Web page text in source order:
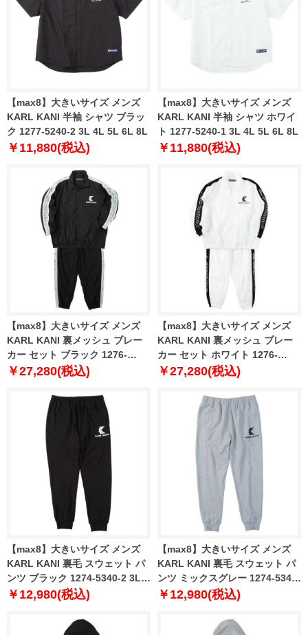
【max8】大きいサイズ メンズ
KARL KANI 半袖 シャツ ブラッ
ク 1277-5240-2 3L 4L 5L 6L 8L
￥11,880(税込)
【max8】大きいサイズ メンズ
KARL KANI 半袖 シャツ ホワイ
ト 1277-5240-1 3L 4L 5L 6L 8L
￥11,880(税込)
【max8】大きいサイズ メンズ
KARL KANI 裏メッシュ ブレー
カー セット ブラック 1276-
5311-2 3L 4L 5L 6L 8L
￥27,280(税込)
【max8】大きいサイズ メンズ
KARL KANI 裏メッシュ ブレー
カー セット ホワイト 1276-
5311-1 3L 4L 5L 6L 8L
￥27,280(税込)
【max8】大きいサイズ メンズ
KARL KANI 裏毛 スウェット パ
ンツ ブラック 1274-5340-2 3L
4L 5L 6L 8L
￥12,980(税込)
【max8】大きいサイズ メンズ
KARL KANI 裏毛 スウェット パ
ンツ ミックスグレー 1274-5340-
1 3L 4L 5L 6L 8L
￥12,980(税込)